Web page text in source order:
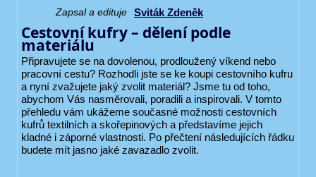
Zapsal a edituje Sviták Zdeněk
Cestovní kufry – dělení podle
materiálu
Připravujete se na dovolenou, prodloužený víkend nebo
pracovní cestu? Rozhodli jste se ke koupi cestovního kufru
a nyní zvažujete jaký zvolit materiál? Jsme tu od toho,
abychom Vás nasměrovali, poradili a inspirovali. V tomto
přehledu vám ukážeme současné možnosti cestovních
kufrů textilních a skořepinových a představíme jejich
kladné i záporné vlastnosti. Po přečtení následujících řádku
budete mít jasno jaké zavazadlo zvolit.